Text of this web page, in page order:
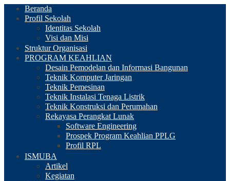
Beranda
Profil Sekolah
Identitas Sekolah
Visi dan Misi
Struktur Organisasi
PROGRAM KEAHLIAN
Desain Pemodelan dan Informasi Bangunan
Teknik Komputer Jaringan
Teknik Pemesinan
Teknik Instalasi Tenaga Listrik
Teknik Konstruksi dan Perumahan
Rekayasa Perangkat Lunak
Software Engineering
Prospek Program Keahlian PPLG
Profil RPL
ISMUBA
Artikel
Kegiatan